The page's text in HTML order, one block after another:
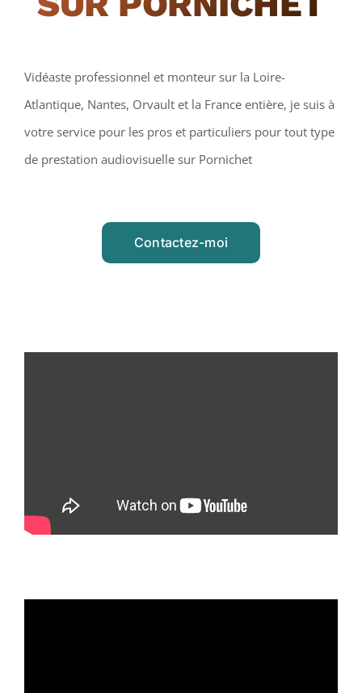
Vidéaste professionnel et monteur sur la Loire-
Atlantique, Nantes, Orvault et la France entière, je suis à
votre service pour les pros et particuliers pour tout type
de prestation audiovisuelle sur Pornichet
Contactez-moi